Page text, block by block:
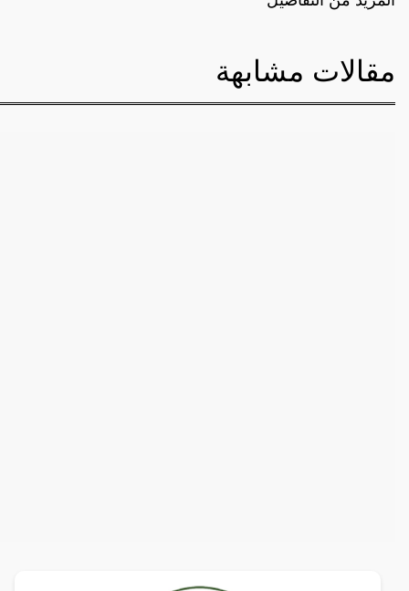
مقالات مشابهة